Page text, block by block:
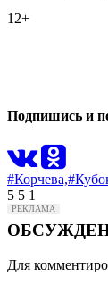
12+
Подпишись и
#Корчева,
5 5 1
Для